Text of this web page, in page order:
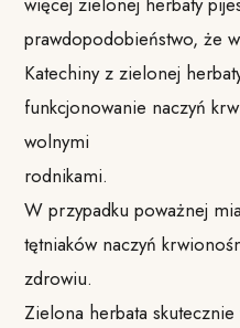
prawdopodobieństwo, że
Katechiny z zielonej
funkcjonowanie naczyń
wolnymi
rodnikami.
W przypadku poważnej
tętniaków naczyń
zdrowiu.
Zielona herbata